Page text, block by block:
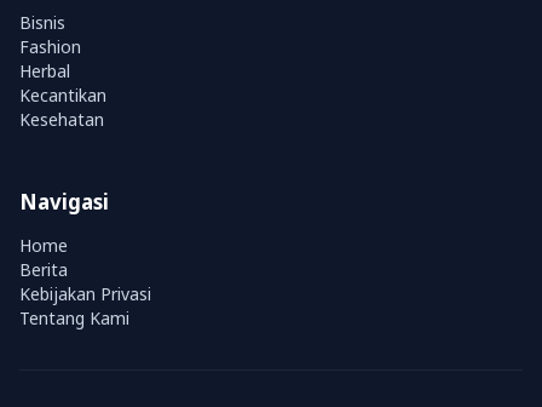
Bisnis
Fashion
Herbal
Kecantikan
Kesehatan
Navigasi
Home
Berita
Kebijakan Privasi
Tentang Kami